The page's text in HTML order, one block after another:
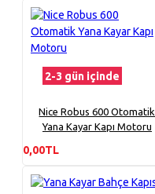
2-3 gün içinde
Nice Robus 600 Otomatik
Yana Kayar Kapı Motoru
0,00TL